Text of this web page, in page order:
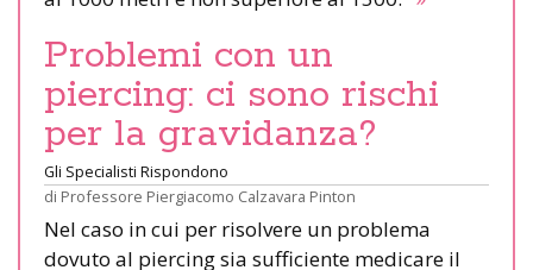
Problemi con un
piercing: ci sono rischi
per la gravidanza?
Gli Specialisti Rispondono
di Professore Piergiacomo Calzavara Pinton
Nel caso in cui per risolvere un problema
dovuto al piercing sia sufficiente medicare il